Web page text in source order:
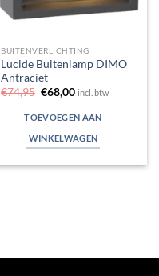
BUITENVERLICHTING
Lucide Buitenlamp DIMO
Antraciet
€74,95 Oorspronkelijke
prijs
was:
€74,95.
€68,00Huidige
is:
€68,00.
incl. btw
TOEVOEGEN AAN
WINKELWAGEN